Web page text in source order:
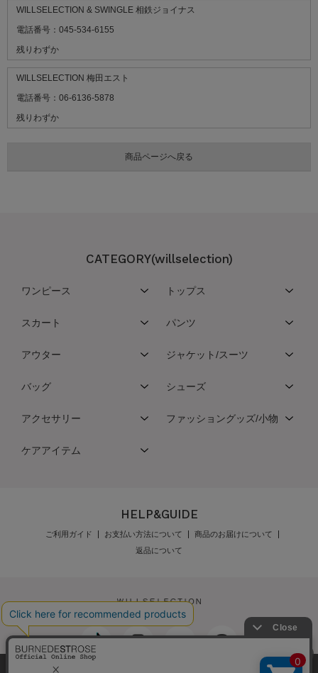
WILLSELECTION & SWINGLE 相鉄ジョイナス
電話番号：045-534-6155
残りわずか
WILLSELECTION 梅田エスト
電話番号：06-6136-5878
残りわずか
CATEGORY(willselection)
ワンピース トップス
スカート パンツ
アウター ジャケット/スーツ
バッグ シューズ
アクセサリー ファッショングッズ/小物
ケアアイテム
HELP&GUIDE
ご利用ガイド お支払い方法について
商品のお届けについて
返品について